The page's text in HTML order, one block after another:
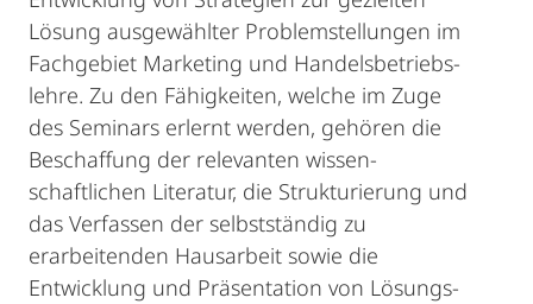
Lösung ausgewählter Problem­stellungen im
Fachgebiet Marketing und Handels­betriebs­
lehre. Zu den Fähigkeiten, welche im Zuge
des Seminars erlernt werden, gehören die
Beschaffung der relevanten wissen­
schaftlichen Literatur, die Strukturierung und
das Verfassen der selbstständig zu
erarbeitenden Hausarbeit sowie die
Entwicklung und Präsentation von Lösungs­